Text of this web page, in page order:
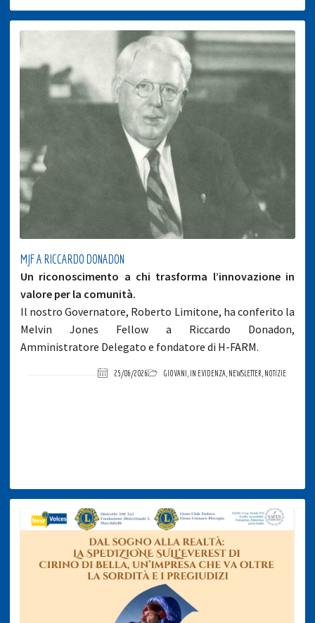
MJF A RICCARDO DONADON
Un riconoscimento a chi trasforma l’innovazione in
valore per la comunità.
Il nostro Governatore, Roberto Limitone, ha conferito la
Melvin Jones Fellow a Riccardo Donadon,
Amministratore Delegato e fondatore di H-FARM.
25/06/2026 GIOVANI IN EVIDENZA NEWSLETTER NOTIZIE